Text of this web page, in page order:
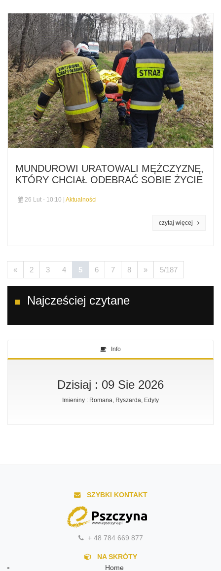
MUNDUROWI URATOWALI MĘŻCZYZNĘ,
KTÓRY CHCIAŁ ODEBRAĆ SOBIE ŻYCIE
26 Lut - 10:10 | Aktualności
« 2 3 4 5 6 7 8 » 5/187
Najcześciej czytane
Info
Dzisiaj : 09 Sie 2026
Imieniny : Romana, Ryszarda, Edyty
SZYBKI KONTAKT
+ 48 784 669 877
NA SKRÓTY
Home